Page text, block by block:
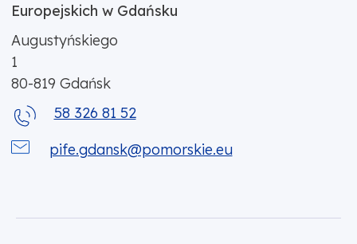
Europejskich w Gdańsku
Augustyńskiego
1
80-819 Gdańsk
58 326 81 52
pife.gdansk@pomorskie.eu